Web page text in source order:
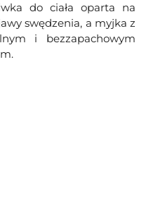
do ciała oparta na
swędzenia, a myjka z
i bezzapachowym